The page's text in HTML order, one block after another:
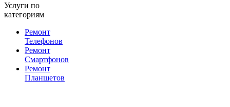
Услуги по
категориям
Ремонт
Телефонов
Ремонт
Смартфонов
Ремонт
Планшетов